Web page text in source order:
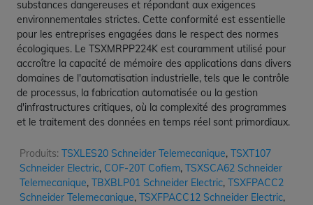
substances dangereuses et répondant aux exigences
environnementales strictes. Cette conformité est essentielle
pour les entreprises engagées dans le respect des normes
écologiques. Le TSXMRPP224K est couramment utilisé pour
accroître la capacité de mémoire des applications dans divers
domaines de l'automatisation industrielle, tels que le contrôle
de processus, la fabrication automatisée ou la gestion
d'infrastructures critiques, où la complexité des programmes
et le traitement des données en temps réel sont primordiaux.
Produits: TSXLES20 Schneider Telemecanique, TSXT107
Schneider Electric, COF-20T Cofiem, TSXSCA62 Schneider
Telemecanique, TBXBLP01 Schneider Electric, TSXFPACC2
Schneider Telemecanique, TSXFPACC12 Schneider Electric,